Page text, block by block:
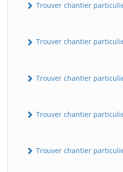
Trouver chantier
Trouver chantier
Trouver chantier
Trouver chantier
Trouver chantier